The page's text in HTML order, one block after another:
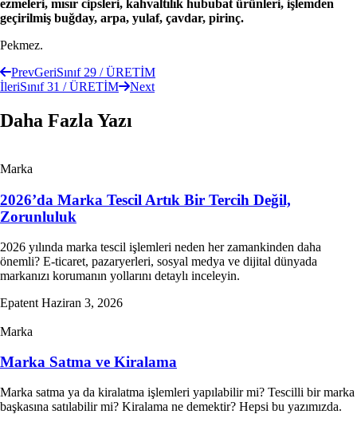
ezmeleri, mısır cipsleri, kahvaltılık hububat ürünleri, işlemden
geçirilmiş buğday, arpa, yulaf, çavdar, pirinç.
Pekmez.
PrevGeriSınıf 29 / ÜRETİM
İleriSınıf 31 / ÜRETİM Next
Daha Fazla Yazı
Marka
2026’da Marka Tescil Artık Bir Tercih Değil,
Zorunluluk
2026 yılında marka tescil işlemleri neden her zamankinden daha
önemli? E-ticaret, pazaryerleri, sosyal medya ve dijital dünyada
markanızı korumanın yollarını detaylı inceleyin.
Epatent Haziran 3, 2026
Marka
Marka Satma ve Kiralama
Marka satma ya da kiralatma işlemleri yapılabilir mi? Tescilli bir marka
başkasına satılabilir mi? Kiralama ne demektir? Hepsi bu yazımızda.